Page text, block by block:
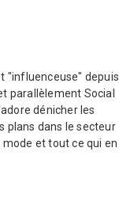
"influenceuse" depuis
parallèlement Social
dénicher les
plans dans le secteur
mode et tout ce qui en